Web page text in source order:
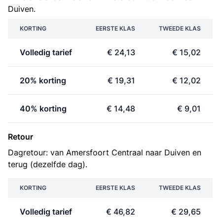
Duiven.
KORTING EERSTE KLAS TWEEDE KLAS
Volledig tarief € 24,13 € 15,02
20% korting € 19,31 € 12,02
40% korting € 14,48 € 9,01
Retour
Dagretour: van Amersfoort Centraal naar Duiven en
terug (dezelfde dag).
KORTING EERSTE KLAS TWEEDE KLAS
Volledig tarief € 46,82 € 29,65